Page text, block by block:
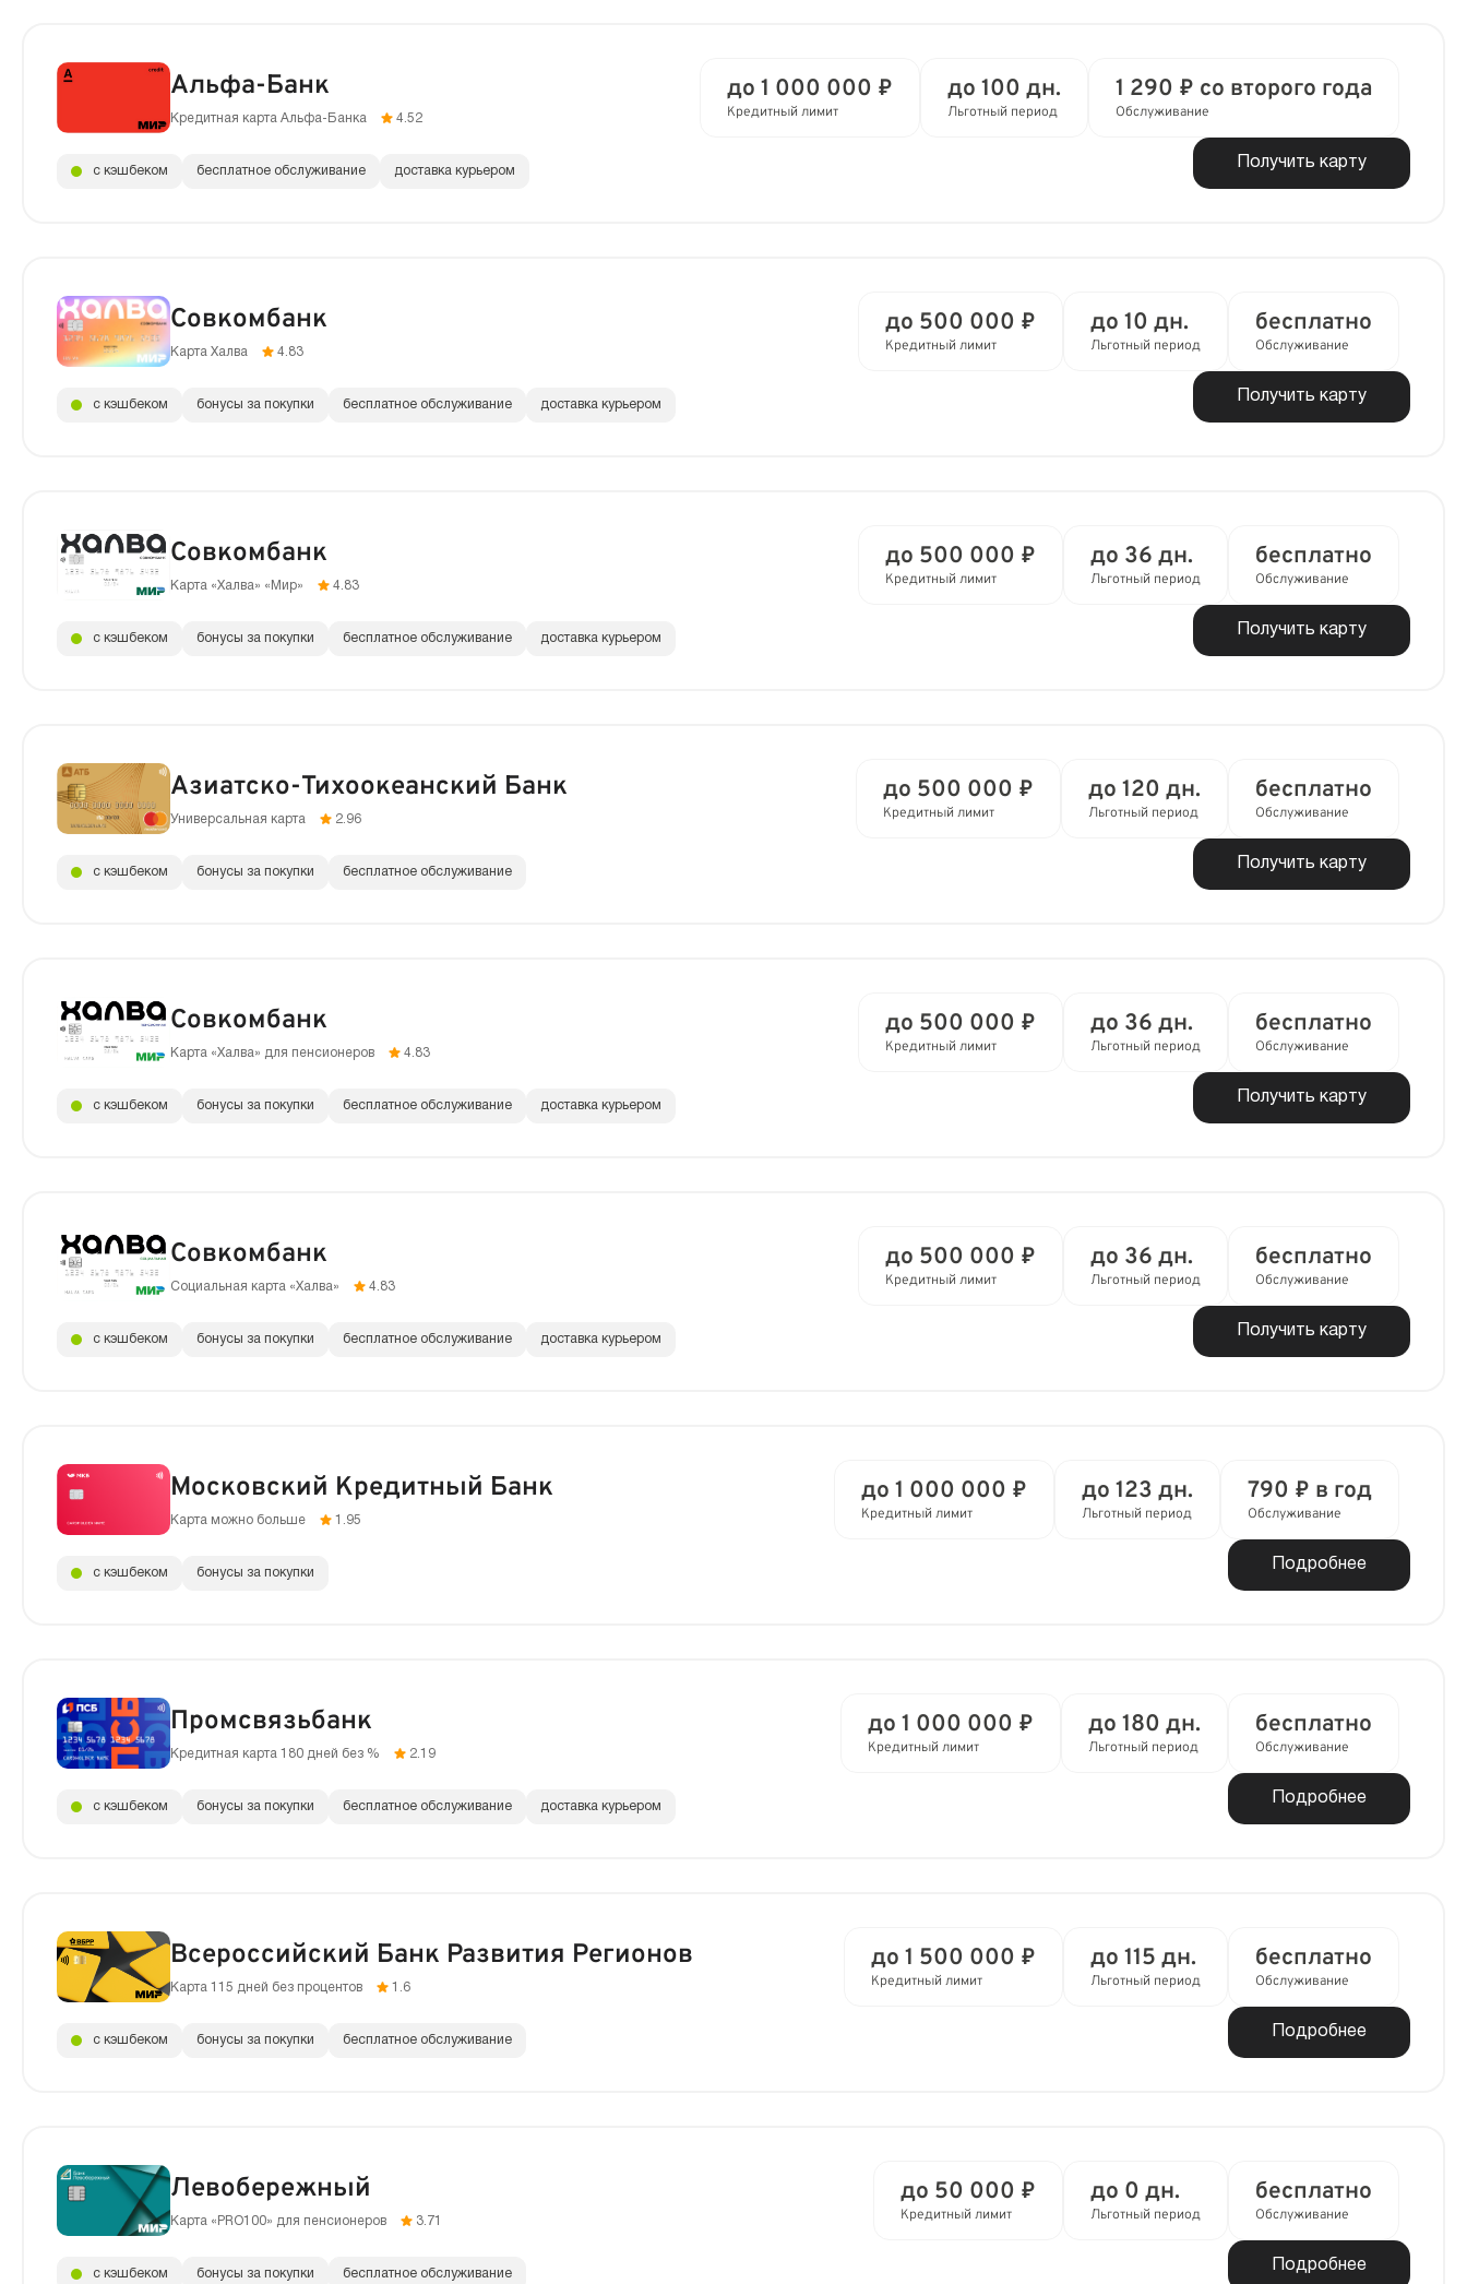
Альфа-Банк
Кредитная карта Альфа-Банка 4.52
до 1 000 000 ₽
Кредитный лимит
до 100 дн.
Льготный период
1 290 ₽ со второго года
Обслуживание
Получить карту
с кэшбеком бесплатное обслуживание доставка курьером
Совкомбанк
Карта Халва 4.83
до 500 000 ₽
Кредитный лимит
до 10 дн.
Льготный период
бесплатно
Обслуживание
Получить карту
с кэшбеком бонусы за покупки бесплатное обслуживание доставка курьером
Совкомбанк
Карта «Халва» «Мир» 4.83
до 500 000 ₽
Кредитный лимит
до 36 дн.
Льготный период
бесплатно
Обслуживание
Получить карту
с кэшбеком бонусы за покупки бесплатное обслуживание доставка курьером
Азиатско-Тихоокеанский Банк
Универсальная карта 2.96
до 500 000 ₽
Кредитный лимит
до 120 дн.
Льготный период
бесплатно
Обслуживание
Получить карту
с кэшбеком бонусы за покупки бесплатное обслуживание
Совкомбанк
Карта «Халва» для пенсионеров 4.83
до 500 000 ₽
Кредитный лимит
до 36 дн.
Льготный период
бесплатно
Обслуживание
Получить карту
с кэшбеком бонусы за покупки бесплатное обслуживание доставка курьером
Совкомбанк
Социальная карта «Халва» 4.83
до 500 000 ₽
Кредитный лимит
до 36 дн.
Льготный период
бесплатно
Обслуживание
Получить карту
с кэшбеком бонусы за покупки бесплатное обслуживание доставка курьером
Московский Кредитный Банк
Карта можно больше 1.95
до 1 000 000 ₽
Кредитный лимит
до 123 дн.
Льготный период
790 ₽ в год
Обслуживание
Подробнее
с кэшбеком бонусы за покупки
Промсвязьбанк
Кредитная карта 180 дней без % 2.19
до 1 000 000 ₽
Кредитный лимит
до 180 дн.
Льготный период
бесплатно
Обслуживание
Подробнее
с кэшбеком бонусы за покупки бесплатное обслуживание доставка курьером
Всероссийский Банк Развития Регионов
Карта 115 дней без процентов 1.6
до 1 500 000 ₽
Кредитный лимит
до 115 дн.
Льготный период
бесплатно
Обслуживание
Подробнее
с кэшбеком бонусы за покупки бесплатное обслуживание
Левобережный
Карта «PRO100» для пенсионеров 3.71
до 50 000 ₽
Кредитный лимит
до 0 дн.
Льготный период
бесплатно
Обслуживание
Подробнее
с кэшбеком бонусы за покупки бесплатное обслуживание